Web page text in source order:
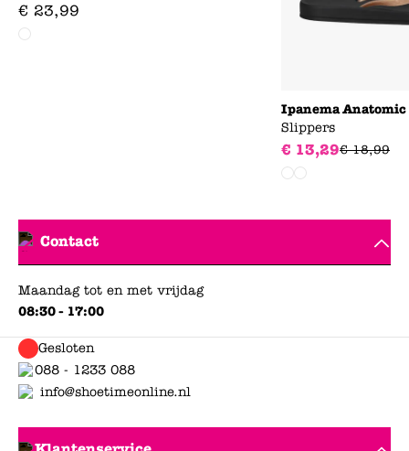
€ 23,99
Ipanema Anatomic
Slippers
€ 13,29€ 18,99
Contact
Maandag tot en met vrijdag
08:30 - 17:00
Gesloten
088 - 1233 088
info@shoetimeonline.nl